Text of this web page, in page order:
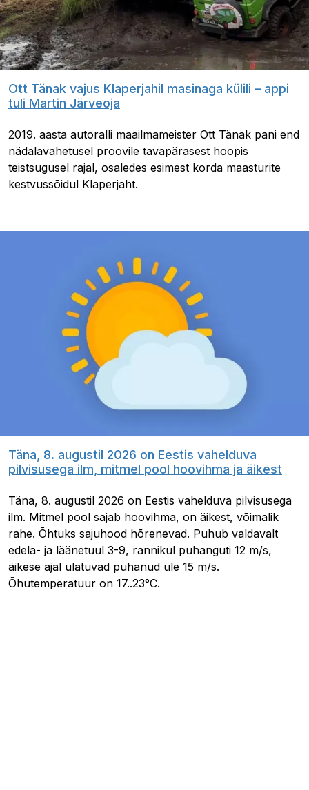
Ott Tänak vajus Klaperjahil masinaga külili – appi
tuli Martin Järveoja
2019. aasta autoralli maailmameister Ott Tänak pani end
nädalavahetusel proovile tavapärasest hoopis
teistsugusel rajal, osaledes esimest korda maasturite
kestvussõidul Klaperjaht.
Täna, 8. augustil 2026 on Eestis vahelduva
pilvisusega ilm, mitmel pool hoovihma ja äikest
Täna, 8. augustil 2026 on Eestis vahelduva pilvisusega
ilm. Mitmel pool sajab hoovihma, on äikest, võimalik
rahe. Õhtuks sajuhood hõrenevad. Puhub valdavalt
edela- ja läänetuul 3-9, rannikul puhanguti 12 m/s,
äikese ajal ulatuvad puhanud üle 15 m/s.
Õhutemperatuur on 17..23°C.